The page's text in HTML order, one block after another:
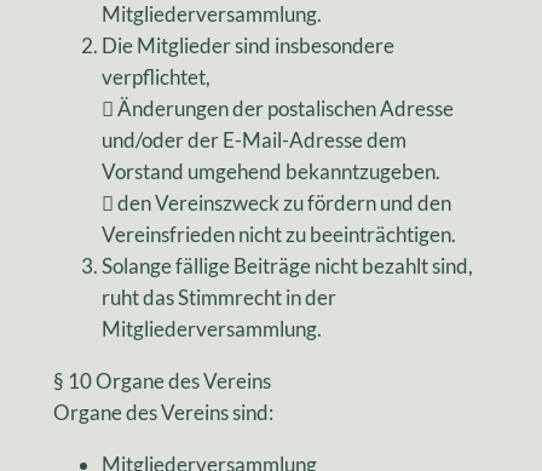
Mitgliederversammlung.
Die Mitglieder sind insbesondere
verpflichtet,
 Änderungen der postalischen Adresse
und/oder der E-Mail-Adresse dem
Vorstand umgehend bekanntzugeben.
 den Vereinszweck zu fördern und den
Vereinsfrieden nicht zu beeinträchtigen.
Solange fällige Beiträge nicht bezahlt sind,
ruht das Stimmrecht in der
Mitgliederversammlung.
§ 10 Organe des Vereins
Organe des Vereins sind:
Mitgliederversammlung